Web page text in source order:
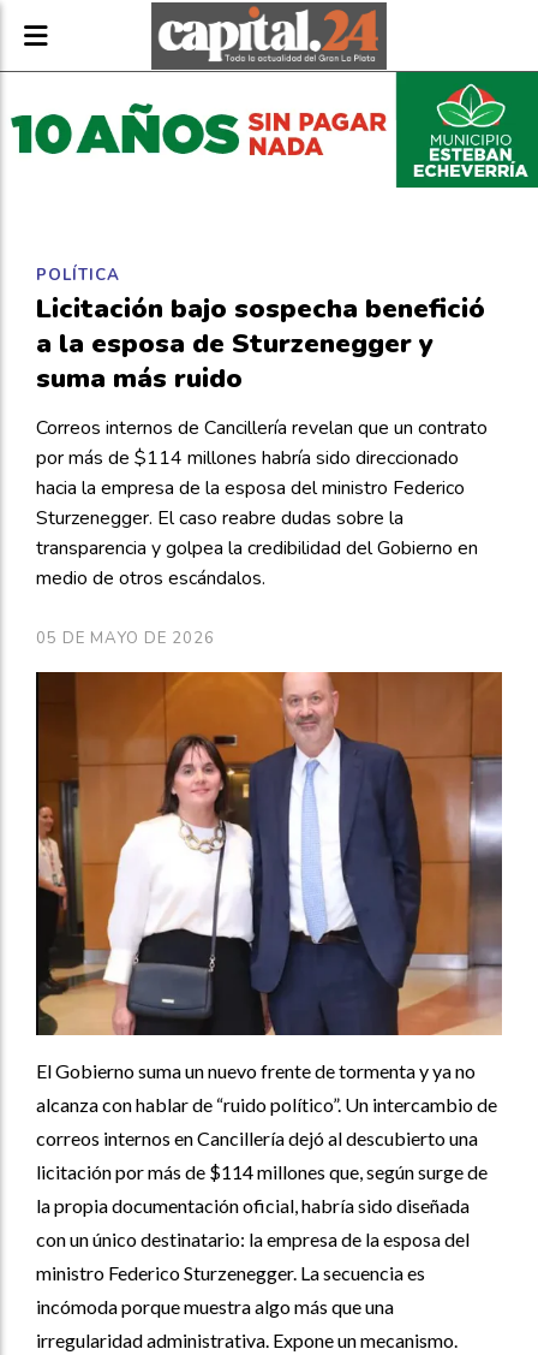
Licitación bajo sospecha benefició
a la esposa de Sturzenegger y
suma más ruido
Correos internos de Cancillería revelan que un contrato
por más de $114 millones habría sido direccionado
hacia la empresa de la esposa del ministro Federico
Sturzenegger. El caso reabre dudas sobre la
transparencia y golpea la credibilidad del Gobierno en
medio de otros escándalos.
POLÍTICA
05 DE MAYO DE 2026
El Gobierno suma un nuevo frente de tormenta y ya no
alcanza con hablar de “ruido político”. Un intercambio de
correos internos en Cancillería dejó al descubierto una
licitación por más de $114 millones que, según surge de
la propia documentación oficial, habría sido diseñada
con un único destinatario: la empresa de la esposa del
ministro Federico Sturzenegger. La secuencia es
incómoda porque muestra algo más que una
irregularidad administrativa. Expone un mecanismo.